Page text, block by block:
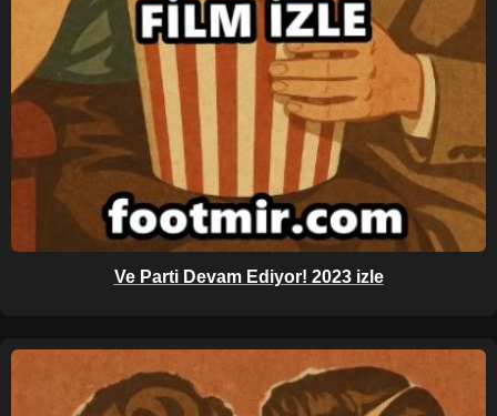
Ve Parti Devam Ediyor! 2023 izle